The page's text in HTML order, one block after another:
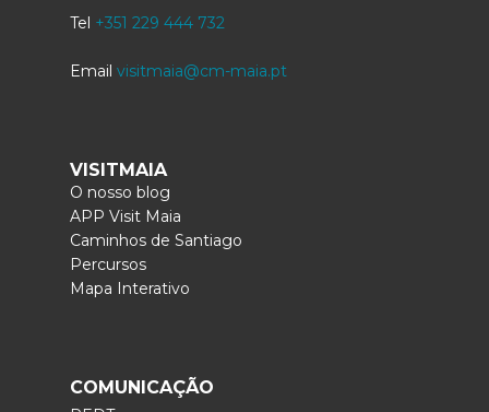
Tel +351 229 444 732
Email visitmaia@cm-maia.pt
VISITMAIA
O nosso blog
APP Visit Maia
Caminhos de Santiago
Percursos
Mapa Interativo
COMUNICAÇÃO